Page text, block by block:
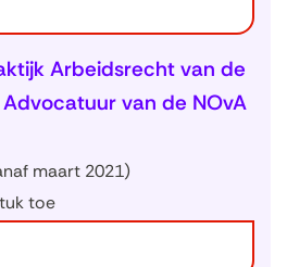
Arbeidsrecht van de
van de NOvA
maart 2021)
toe